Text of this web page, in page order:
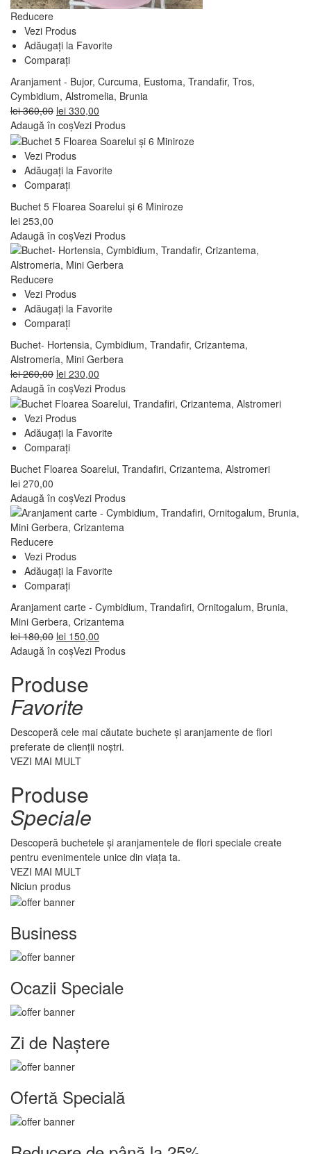
Reducere
Vezi Produs
Adăugați la Favorite
Comparați
Aranjament - Bujor, Curcuma, Eustoma, Trandafir, Tros,
Cymbidium, Alstromelia, Brunia
lei360,00 Prețul
inițial
a
fost:
lei 360,00.
lei 330,00
curent
este:
Adaugă în coșVezi Produs
Vezi Produs
Adăugați la Favorite
Comparați
Buchet 5 Floarea Soarelui și 6 Miniroze
lei 253,00
Adaugă în coșVezi Produs
Reducere
Vezi Produs
Adăugați la Favorite
Comparați
Buchet- Hortensia, Cymbidium, Trandafir, Crizantema,
Alstromeria, Mini Gerbera
lei260,00 Prețul
inițial
a
fost:
lei 260,00.
lei 230,00
curent
este:
Adaugă în coșVezi Produs
Vezi Produs
Adăugați la Favorite
Comparați
Buchet Floarea Soarelui, Trandafiri, Crizantema, Alstromeri
lei 270,00
Adaugă în coșVezi Produs
Reducere
Vezi Produs
Adăugați la Favorite
Comparați
Aranjament carte - Cymbidium, Trandafiri, Ornitogalum, Brunia,
Mini Gerbera, Crizantema
lei180,00 Prețul
inițial
fost:
lei 180,00.
lei 150,00
curent
Adaugă în coșVezi Produs
Produse
Favorite
Descoperă cele mai căutate buchete și aranjamente de flori
preferate de clienții noștri.
VEZI MAI MULT
Produse
Speciale
Descoperă buchetele și aranjamentele de flori speciale create
pentru evenimentele unice din viața ta.
VEZI MAI MULT
Niciun produs
Business
Ocazii Speciale
Zi de Naștere
Ofertă Specială